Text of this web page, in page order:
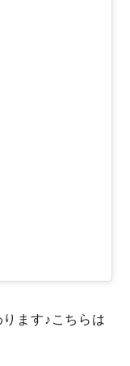
ます♪こちらは